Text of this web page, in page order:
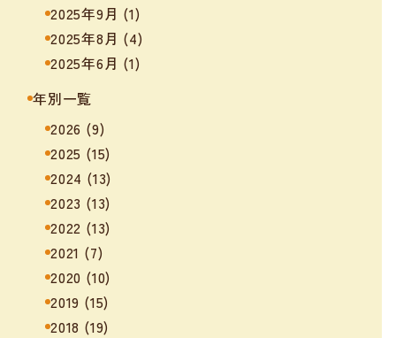
2025年9月 (1)
2025年8月 (4)
2025年6月 (1)
年別一覧
2026 (9)
2025 (15)
2024 (13)
2023 (13)
2022 (13)
2021 (7)
2020 (10)
2019 (15)
2018 (19)